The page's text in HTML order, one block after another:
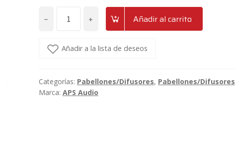
−
Pabellón
rosca
motor
de
+ Añadir al carrito
Añadir a la lista de deseos
Categorías: Pabellones/Difusores, Pabellones/Difusores
Marca: APS Audio